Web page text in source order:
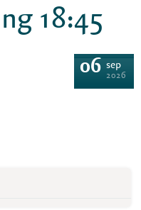
18:45
06 sep
2026